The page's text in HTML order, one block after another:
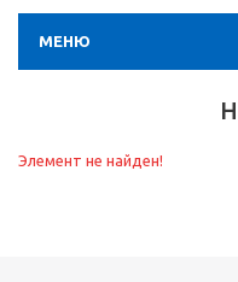
МЕНЮ
Элемент не найден!